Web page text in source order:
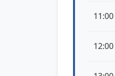
11:00
12:00